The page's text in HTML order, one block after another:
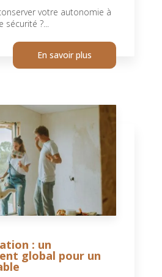
votre autonomie à
?...
En savoir plus
: un
global pour un